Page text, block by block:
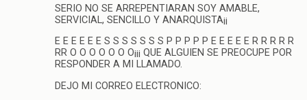
SERIO NO SE ARREPENTIARAN SOY AMABLE,
SERVICIAL, SENCILLO Y ANARQUISTA¡¡
E E E E E E S S S S S S S P P P P P E E E E E R R R R R
RR O O O O O O O¡¡¡ QUE ALGUIEN SE PREOCUPE POR
RESPONDER A MI LLAMADO.
DEJO MI CORREO ELECTRONICO: